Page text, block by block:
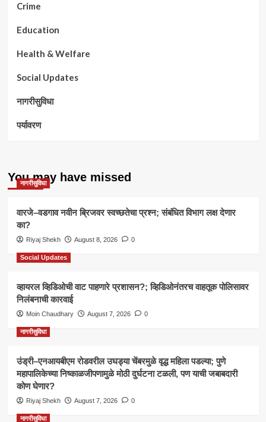
Crime
Education
Health & Welfare
Social Updates
नागरीसुविधा
पर्यावरण
You may have missed
नागरीसुविधा
वारजे–वडगाव नवीन ब्रिजवर स्वच्छतेचा प्रश्न; संबंधित विभाग लक्ष देणार
का?
Riyaj Shekh August 8, 2026 0
Social Updates
व्हायरल व्हिडिओची वाट पाहणारे प्रशासन?; व्हिडिओनंतरच वाहतूक पोलिसावर
निलंबनाची कारवाई
Moin Chaudhary August 7, 2026 0
नागरीसुविधा
उंड्री–एनआयबीएम रोडवरील उघड्या चेंबरमुळे वृद्ध महिला पडल्या; पुणे
महापालिकेच्या निष्काळजीपणामुळे मोठी दुर्घटना टळली, पण याची जबाबदारी
कोण घेणार?
Riyaj Shekh August 7, 2026 0
नागरीसुविधा